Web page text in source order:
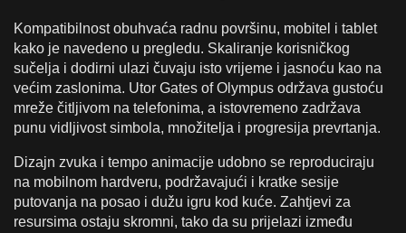
Kompatibilnost obuhvaća radnu površinu, mobitel i tablet
kako je navedeno u pregledu. Skaliranje korisničkog
sučelja i dodirni ulazi čuvaju isto vrijeme i jasnoću kao na
većim zaslonima. Utor Gates of Olympus održava gustoću
mreže čitljivom na telefonima, a istovremeno zadržava
punu vidljivost simbola, množitelja i progresija prevrtanja.
Dizajn zvuka i tempo animacije udobno se reproduciraju
na mobilnom hardveru, podržavajući i kratke sesije
putovanja na posao i dužu igru kod kuće. Zahtjevi za
resursima ostaju skromni, tako da su prijelazi između